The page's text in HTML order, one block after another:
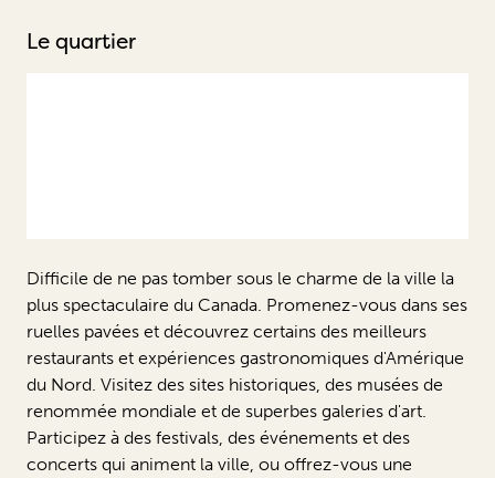
Le quartier
Difficile de ne pas tomber sous le charme de la ville la
plus spectaculaire du Canada. Promenez-vous dans ses
ruelles pavées et découvrez certains des meilleurs
restaurants et expériences gastronomiques d'Amérique
du Nord. Visitez des sites historiques, des musées de
renommée mondiale et de superbes galeries d'art.
Participez à des festivals, des événements et des
concerts qui animent la ville, ou offrez-vous une